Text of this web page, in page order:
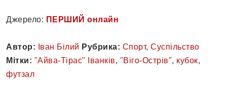
Джерело: ПЕРШИЙ онлайн
Автор: Іван Білий Рубрика: Спорт, Суспільство
Мітки: "Айва-Тірас" Іванків, "Віго-Острів", кубок,
футзал